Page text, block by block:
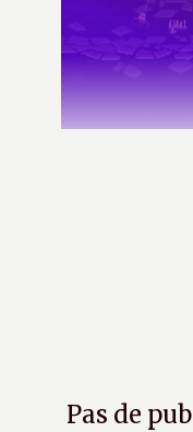
Pas de